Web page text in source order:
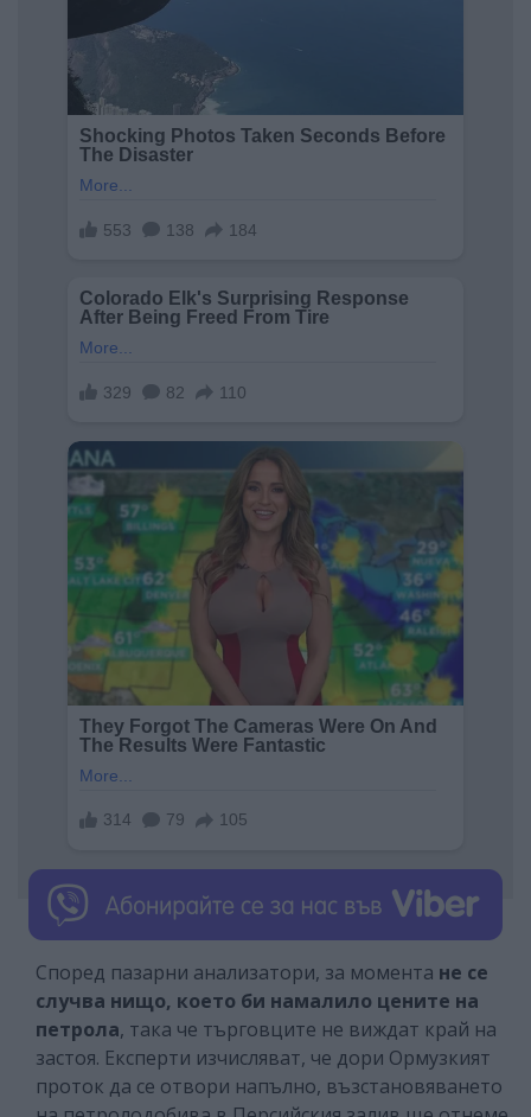
Според пазарни анализатори, за момента не се
случва нищо, което би намалило цените на
петрола, така че търговците не виждат край на
застоя. Експерти изчисляват, че дори Ормузкият
проток да се отвори напълно, възстановяването